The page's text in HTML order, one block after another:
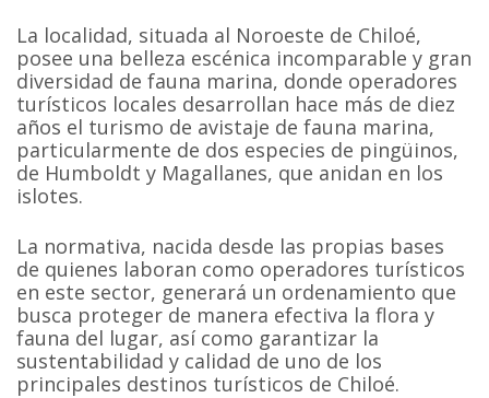
La localidad, situada al Noroeste de Chiloé,
posee una belleza escénica incomparable y gran
diversidad de fauna marina, donde operadores
turísticos locales desarrollan hace más de diez
años el turismo de avistaje de fauna marina,
particularmente de dos especies de pingüinos,
de Humboldt y Magallanes, que anidan en los
islotes.
La normativa, nacida desde las propias bases
de quienes laboran como operadores turísticos
en este sector, generará un ordenamiento que
busca proteger de manera efectiva la flora y
fauna del lugar, así como garantizar la
sustentabilidad y calidad de uno de los
principales destinos turísticos de Chiloé.